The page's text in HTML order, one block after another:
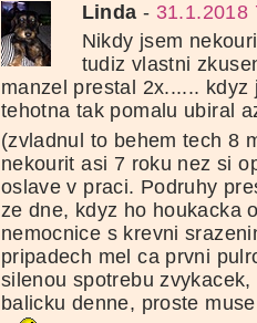
Linda - 31.1.2018
Nikdy jsem
tudiz vlastni
manzel prestal 2x...... kdyz
tehotna tak pomalu ubiral
(zvladnul to behem tech 8
nekourit asi 7 roku nez si
oslave v praci. Podruhy
ze dne, kdyz ho houkacka
nemocnice s krevni
pripadech mel ca prvni
silenou spotrebu
balicku denne, proste